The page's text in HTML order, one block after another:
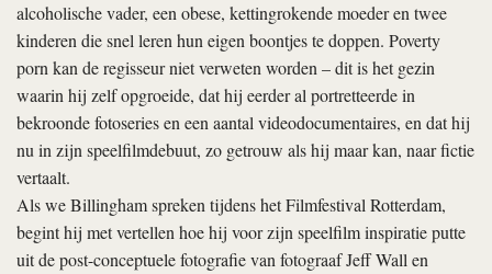
alcoholische vader, een obese, kettingrokende moeder en twee
kinderen die snel leren hun eigen boontjes te doppen. Poverty
porn kan de regisseur niet verweten worden – dit is het gezin
waarin hij zelf opgroeide, dat hij eerder al portretteerde in
bekroonde fotoseries en een aantal videodocumentaires, en dat hij
nu in zijn speelfilmdebuut, zo getrouw als hij maar kan, naar fictie
vertaalt.
Als we Billingham spreken tijdens het Filmfestival Rotterdam,
begint hij met vertellen hoe hij voor zijn speelfilm inspiratie putte
uit de post-conceptuele fotografie van fotograaf Jeff Wall en